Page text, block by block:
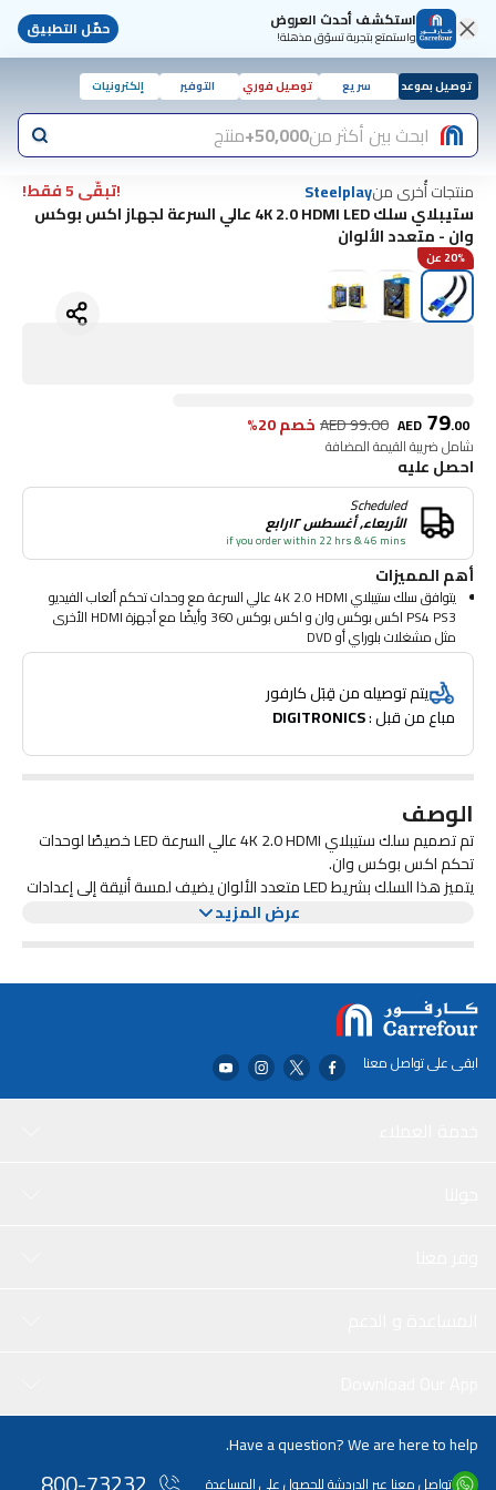
استكشف أحدث العروض
واستمتع بتجربة تسوّق مذهلة! حمّل التطبيق
توصيل بموعد سريع توصيل فوري التوفير إلكترونيات
ابحث بين أكثر من50,000+ منتج
منتجات أُخرى منSteelplay
!تبقّى 5 فقط!
ستيبلاي سلك 4K 2.0 HDMI LED عالي السرعة لجهاز اكس بوكس
وان - متعدد الألوان
20% عن
AED 79.00
AED99.00 خصم 20%
شامل ضريبة القيمة المضافة
احصل عليه
Scheduled
الأربعاء, أغسطس ١٢رابع
if you order within 22 hrs & 46 mins
أهم المميزات
يتوافق سلك ستيبلاي 4K 2.0 HDMI عالي السرعة مع وحدات تحكم ألعاب الفيديو
PS4 PS3 اكس بوكس وان و اكس بوكس 360 وأيضًا مع أجهزة HDMI الأخرى
مثل مشغلات بلوراي أو DVD
ذهبي موصلات مطلية لتحسين جودة الصوت/الفيديو
كابل HDMI عالي السرعة 2.0 مع إيثرنت
يتيح نقل فيديو النطاق الديناميكي العالي (HDR)
عرض النطاق الترددي لأعلى إلى 18 غيغابايت في الثانية
1080 بكسل/60
دعم نسبة العرض إلى الارتفاع للفيديو المسرحي 21:9 ذات الزاوية العريضة
المزامنة الديناميكية للفيديو و التدفقات الصوتية
يتم توصيله من قِبَل كارفور
مباع من قبل : DIGITRONICS
الوصف
تم تصميم سلك ستيبلاي 4K 2.0 HDMI عالي السرعة LED خصيصًا لوحدات
تحكم اكس بوكس وان.
يتميز هذا السلك بشريط LED متعدد الألوان يضيف لمسة أنيقة إلى إعدادات
الألعاب الخاصة بك. مع دعم دقة 4K ونقل البيانات عالي السرعة، يضمن هذا
طويل الأمد. قم بترقية تجربة الألعاب الخاصة بك مع سلك ستيبلاي 4K 2.0
HDMI LED عالي السرعة.
عرض المزيد
ابقى على تواصل معنا
Have a question? We are here to help.
تواصل معنا عبر الدردشة للحصول على المساعدة